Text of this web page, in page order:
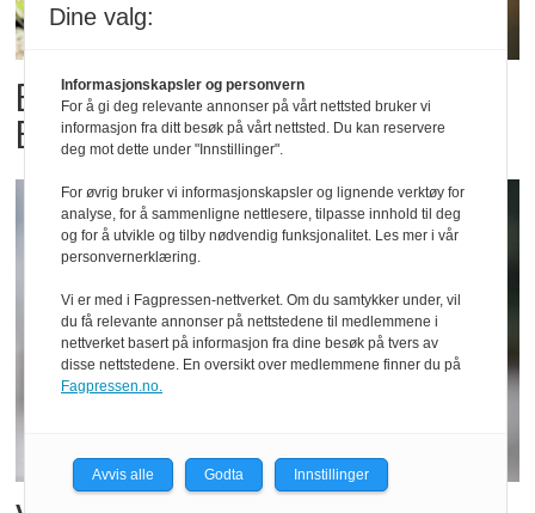
Billigbonanza da Norge slo
Elfenbenkysten
Dine valg:
Informasjonskapsler og personvern
For å gi deg relevante annonser på vårt nettsted bruker vi
informasjon fra ditt besøk på vårt nettsted. Du kan reservere
deg mot dette under "Innstillinger".
For øvrig bruker vi informasjonskapsler og lignende verktøy for
analyse, for å sammenligne nettlesere, tilpasse innhold til deg
og for å utvikle og tilby nødvendig funksjonalitet. Les mer i vår
personvernerklæring.
Vi er med i Fagpressen-nettverket. Om du samtykker under, vil
du få relevante annonser på nettstedene til medlemmene i
nettverket basert på informasjon fra dine besøk på tvers av
disse nettstedene. En oversikt over medlemmene finner du på
Fagpressen.no.
Avvis alle Godta Innstillinger